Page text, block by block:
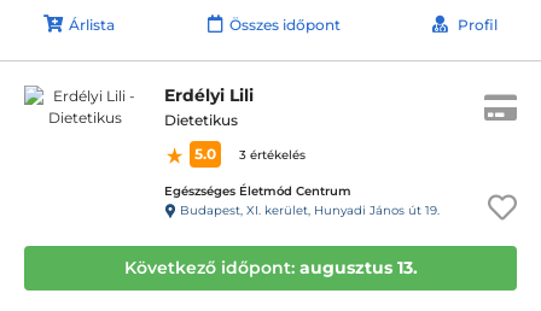
Árlista Összes időpont Profil
Erdélyi Lili
Dietetikus
5.0
3 értékelés
Egészséges Életmód Centrum
Budapest, XI. kerület, Hunyadi János út 19.
Következő időpont: augusztus 13.